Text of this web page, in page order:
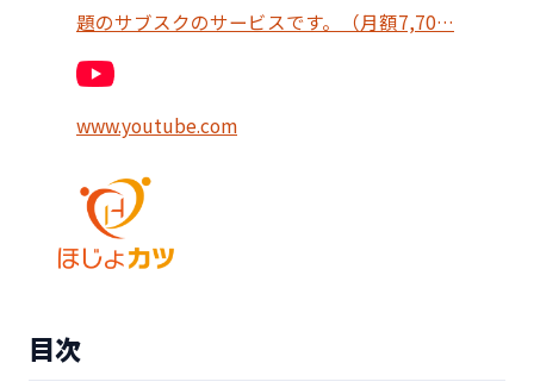
題のサブスクのサービスです。（月額7,70…
www.youtube.com
目次